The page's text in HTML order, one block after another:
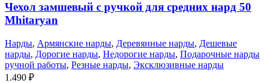
Чехол замшевый с ручкой для средних нард 50
Mhitaryan
Нарды, Армянские нарды, Деревянные нарды, Дешевые
нарды, Дорогие нарды, Недорогие нарды, Подарочные нарды
ручной работы, Резные нарды, Эксклюзивные нарды
1.490 ₽